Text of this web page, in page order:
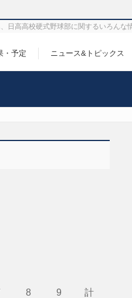
高高校硬式野球部に関するいろんな
・予定 ニュース&トピックス
8 9 計